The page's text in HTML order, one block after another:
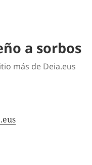
a sorbos
más de Deia.eus